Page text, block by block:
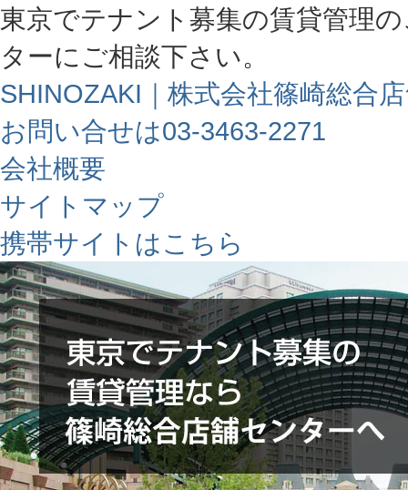
東京でテナント募集の賃貸管理
ターにご相談下さい。
SHINOZAKI｜株式会社篠崎総合
お問い合せは03-3463-2271
会社概要
サイトマップ
携帯サイトはこちら